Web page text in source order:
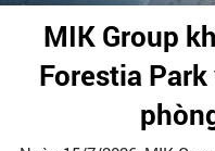
MIK Group
Forestia